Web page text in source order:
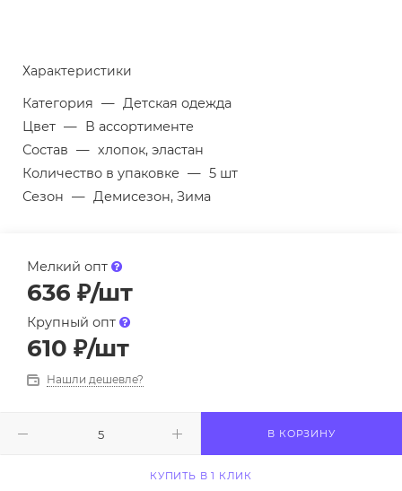
Характеристики
Категория — Детская одежда
Цвет — В ассортименте
Состав — хлопок, эластан
Количество в упаковке — 5 шт
Сезон — Демисезон, Зима
Мелкий опт
636 ₽/шт
Крупный опт
610 ₽/шт
Нашли дешевле?
В КОРЗИНУ
КУПИТЬ В 1 КЛИК